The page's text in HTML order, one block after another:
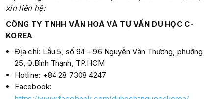
xin liên hệ:
CÔNG TY TNHH VĂN HOÁ VÀ TƯ VẤN DU HỌC C-
KOREA
Địa chỉ: Lầu 5, số 94 – 96 Nguyễn Văn Thương, phường
25, Q.Bình Thạnh, TP.HCM
Hotline: +84 28 7308 4247
Facebook: